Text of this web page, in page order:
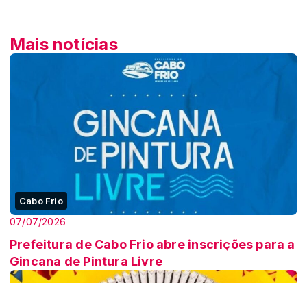
Mais notícias
Cabo Frio
07/07/2026
Prefeitura de Cabo Frio abre inscrições para a
Gincana de Pintura Livre